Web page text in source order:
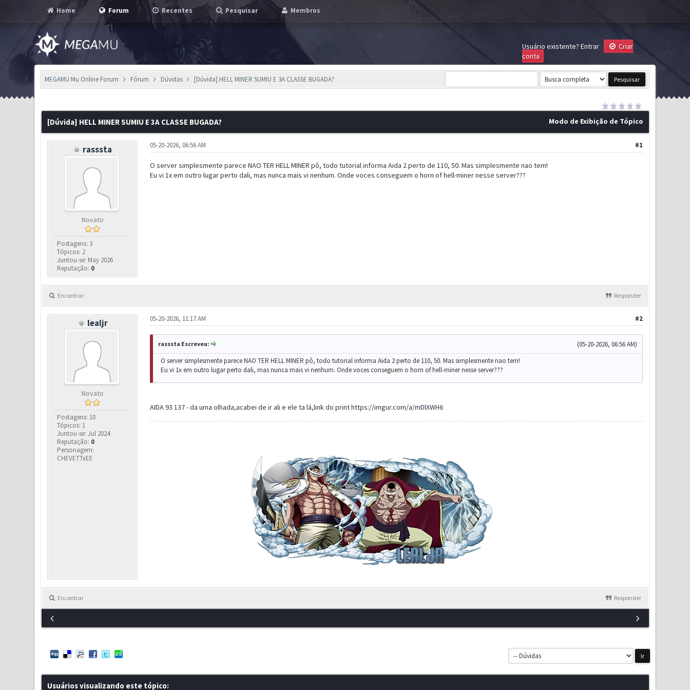
Home Forum Recentes Pesquisar Membros
Usuário existente? Entrar
Criar
conta
MEGAMU Mu Online Forum Fórum Dúvidas [Dúvida] HELL MINER SUMIU E 3A CLASSE BUGADA?
Modo de Exibição de Tópico
[Dúvida] HELL MINER SUMIU E 3A CLASSE BUGADA?
rasssta
Novato
Postagens: 3
Tópicos: 2
Juntou-se: May 2026
Reputação: 0
#1
05-20-2026, 06:56 AM
O server simplesmente parece NAO TER HELL MINER pô, todo tutorial informa Aida 2 perto de 110, 50. Mas simplesmente nao tem!
Eu vi 1x em outro lugar perto dali, mas nunca mais vi nenhum. Onde voces conseguem o horn of hell-miner nesse server???
Encontrar Responder
lealjr
Novato
Postagens: 10
Tópicos: 1
Juntou-se: Jul 2024
Reputação: 0
Personagem:
CHEVETTxEE
#2
05-20-2026, 11:17 AM
(05-20-2026, 06:56 AM)
rasssta Escreveu:
O server simplesmente parece NAO TER HELL MINER pô, todo tutorial informa Aida 2 perto de 110, 50. Mas simplesmente nao tem!
Eu vi 1x em outro lugar perto dali, mas nunca mais vi nenhum. Onde voces conseguem o horn of hell-miner nesse server???
AIDA 93 137 - da uma olhada,acabei de ir ali e ele ta lá,link do printhttps://imgur.com/a/mDlXWH6
Encontrar Responder
Usuários visualizando este tópico: